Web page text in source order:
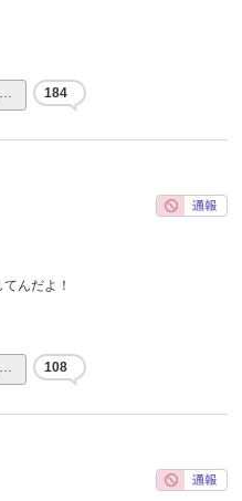
184
んだよ！
108